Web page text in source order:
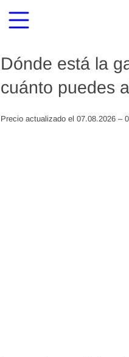
Dónde está la
cuánto puedes
Precio actualizado el 07.08.2026 –